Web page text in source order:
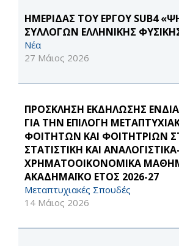
ΗΜΕΡΙΔΑΣ ΤΟΥ ΕΡΓΟΥ SUB4
ΣΥΛΛΟΓΩΝ ΕΛΛΗΝΙΚΗΣ
Νέα
27 Μάιος 2026
ΠΡΟΣΚΛΗΣΗ ΕΚΔΗΛΩΣΗΣ
ΓΙΑ ΤΗΝ ΕΠΙΛΟΓΗ
ΦΟΙΤΗΤΩΝ ΚΑΙ ΦΟΙΤΗΤΡΙΩΝ
ΣΤΑΤΙΣΤΙΚΗ ΚΑΙ ΑΝΑΛΟΓΙΣΤΙΚΑ-
ΧΡΗΜΑΤΟΟΙΚΟΝΟΜΙΚΑ
ΑΚΑΔΗΜΑΪΚΟ ΕΤΟΣ 2026-27
Μεταπτυχιακές Σπουδές
14 Μάιος 2026